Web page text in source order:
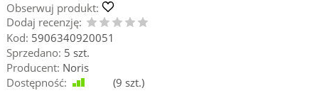
Obserwuj produkt:
Dodaj recenzję:
Kod: 5906340920051
Sprzedano: 5 szt.
Producent: Noris
Dostępność:
(9 szt.)